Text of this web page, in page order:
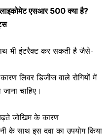
एसआर 500 क्या है?
भी इंटरैक्ट कर सकती है जैसे-
लिवर डिजीज वाले रोगियों में
चाहिए।
जोखिम के कारण
के साथ इस दवा का उपयोग किया